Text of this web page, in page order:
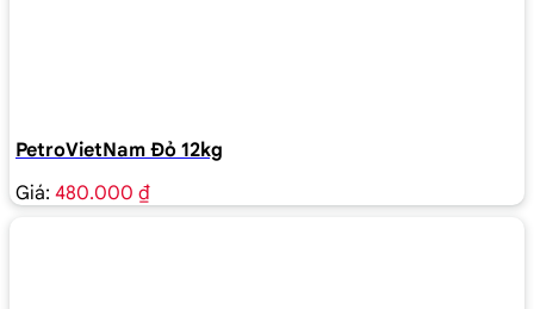
PetroVietNam Đỏ 12kg
Giá: 480.000 ₫